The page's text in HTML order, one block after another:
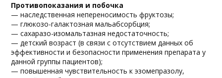
Противопоказания и побочка
— наследственная непереносимость фруктозы;
— глюкозо-галактозная мальабсорбция;
— сахаразо-изомальтазная недостаточность;
— детский возраст (в связи с отсутствием данных об
эффективности и безопасности применения препарата у
данной группы пациентов);
— повышенная чувствительность к эзомепразолу,